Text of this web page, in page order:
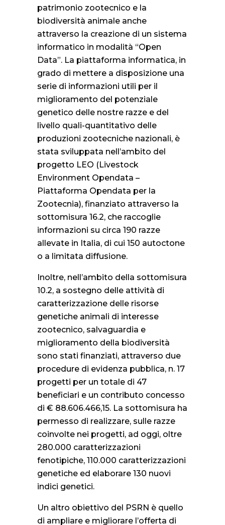
patrimonio zootecnico e la
biodiversità animale anche
attraverso la creazione di un sistema
informatico in modalità “Open
Data”. La piattaforma informatica, in
grado di mettere a disposizione una
serie di informazioni utili per il
miglioramento del potenziale
genetico delle nostre razze e del
livello quali-quantitativo delle
produzioni zootecniche nazionali, è
stata sviluppata nell’ambito del
progetto LEO (Livestock
Environment Opendata –
Piattaforma Opendata per la
Zootecnia), finanziato attraverso la
sottomisura 16.2, che raccoglie
informazioni su circa 190 razze
allevate in Italia, di cui 150 autoctone
o a limitata diffusione.
Inoltre, nell’ambito della sottomisura
10.2, a sostegno delle attività di
caratterizzazione delle risorse
genetiche animali di interesse
zootecnico, salvaguardia e
miglioramento della biodiversità
sono stati finanziati, attraverso due
procedure di evidenza pubblica, n. 17
progetti per un totale di 47
beneficiari e un contributo concesso
di € 88.606.466,15. La sottomisura ha
permesso di realizzare, sulle razze
coinvolte nei progetti, ad oggi, oltre
280.000 caratterizzazioni
fenotipiche, 110.000 caratterizzazioni
genetiche ed elaborare 130 nuovi
indici genetici.
Un altro obiettivo del PSRN è quello
di ampliare e migliorare l’offerta di